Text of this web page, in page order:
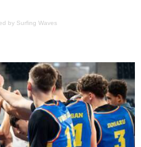
by Surfing Waves